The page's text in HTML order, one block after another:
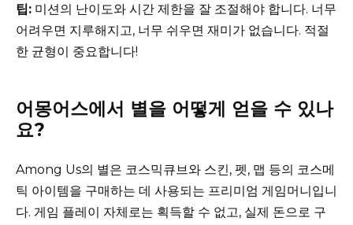
팁: 미션의 난이도와 시간 제한을 잘 조절해야 합니다. 너무
어려우면 지루해지고, 너무 쉬우면 재미가 없습니다. 적절
한 균형이 중요합니다!
어몽어스에서 별을 어떻게 얻을 수 있나
요?
Among Us의 별은 코스믹큐브와 스킨, 펫, 맵 등의 코스메
틱 아이템을 구매하는 데 사용되는 프리미엄 게임머니입니
다. 게임 플레이 자체로는 획득할 수 없고, 실제 돈으로 구